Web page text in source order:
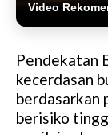
Video
Pendekatan
kecerdasan
berdasarkan
berisiko